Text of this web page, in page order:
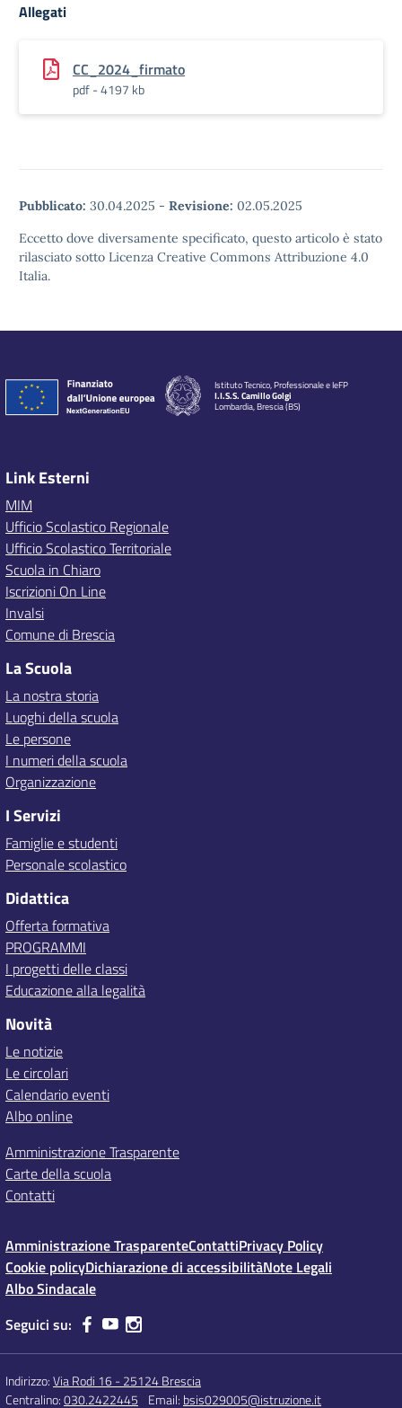
Allegati
CC_2024_firmato
pdf - 4197 kb
Pubblicato: 30.04.2025 - Revisione: 02.05.2025
Eccetto dove diversamente specificato, questo articolo è stato
rilasciato sotto Licenza Creative Commons Attribuzione 4.0
Italia.
Istituto Tecnico, Professionale e IeFP
I.I.S.S. Camillo Golgi
Lombardia, Brescia (BS)
Link Esterni
MIM
Ufficio Scolastico Regionale
Ufficio Scolastico Territoriale
Scuola in Chiaro
Iscrizioni On Line
Invalsi
Comune di Brescia
La Scuola
La nostra storia
Luoghi della scuola
Le persone
I numeri della scuola
Organizzazione
I Servizi
Famiglie e studenti
Personale scolastico
Didattica
Offerta formativa
PROGRAMMI
I progetti delle classi
Educazione alla legalità
Novità
Le notizie
Le circolari
Calendario eventi
Albo online
Amministrazione Trasparente
Carte della scuola
Contatti
Amministrazione TrasparenteContattiPrivacy Policy
Cookie policyDichiarazione di accessibilitàNote Legali
Albo Sindacale
Seguici su:
Indirizzo:Via Rodi 16 - 25124 Brescia
Centralino:030.2422445 Email: bsis029005@istruzione.it